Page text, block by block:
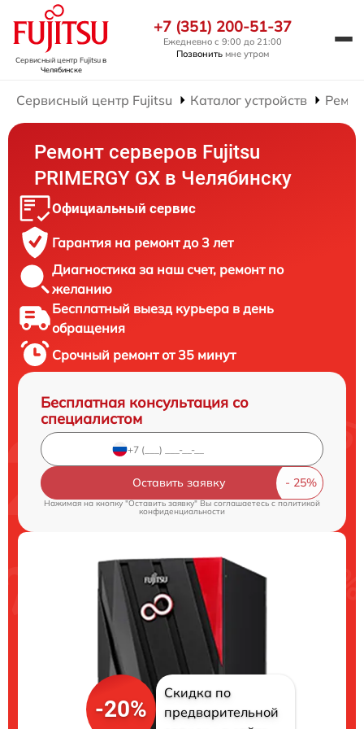
Сервисный центр Fujitsuв
Челябинске
+7 (351) 200-51-37
Ежедневно с 9:00 до 21:00
Позвонить мне утром
Сервисный центр Fujitsu Каталог устройств
Ремонт серверов Fujitsu
PRIMERGY GX в Челябинску
Официальный сервис
Гарантия на ремонт до 3 лет
Диагностика за наш счет, ремонт по
желанию
Бесплатный выезд курьера в день
обращения
Срочный ремонт от 35 минут
Бесплатная консультация со
специалистом
Оставить заявку
Нажимая на кнопку "Оставить заявку" Вы соглашаетесь cполитикой
конфиденциальности
-20%
Скидка по
предварительной